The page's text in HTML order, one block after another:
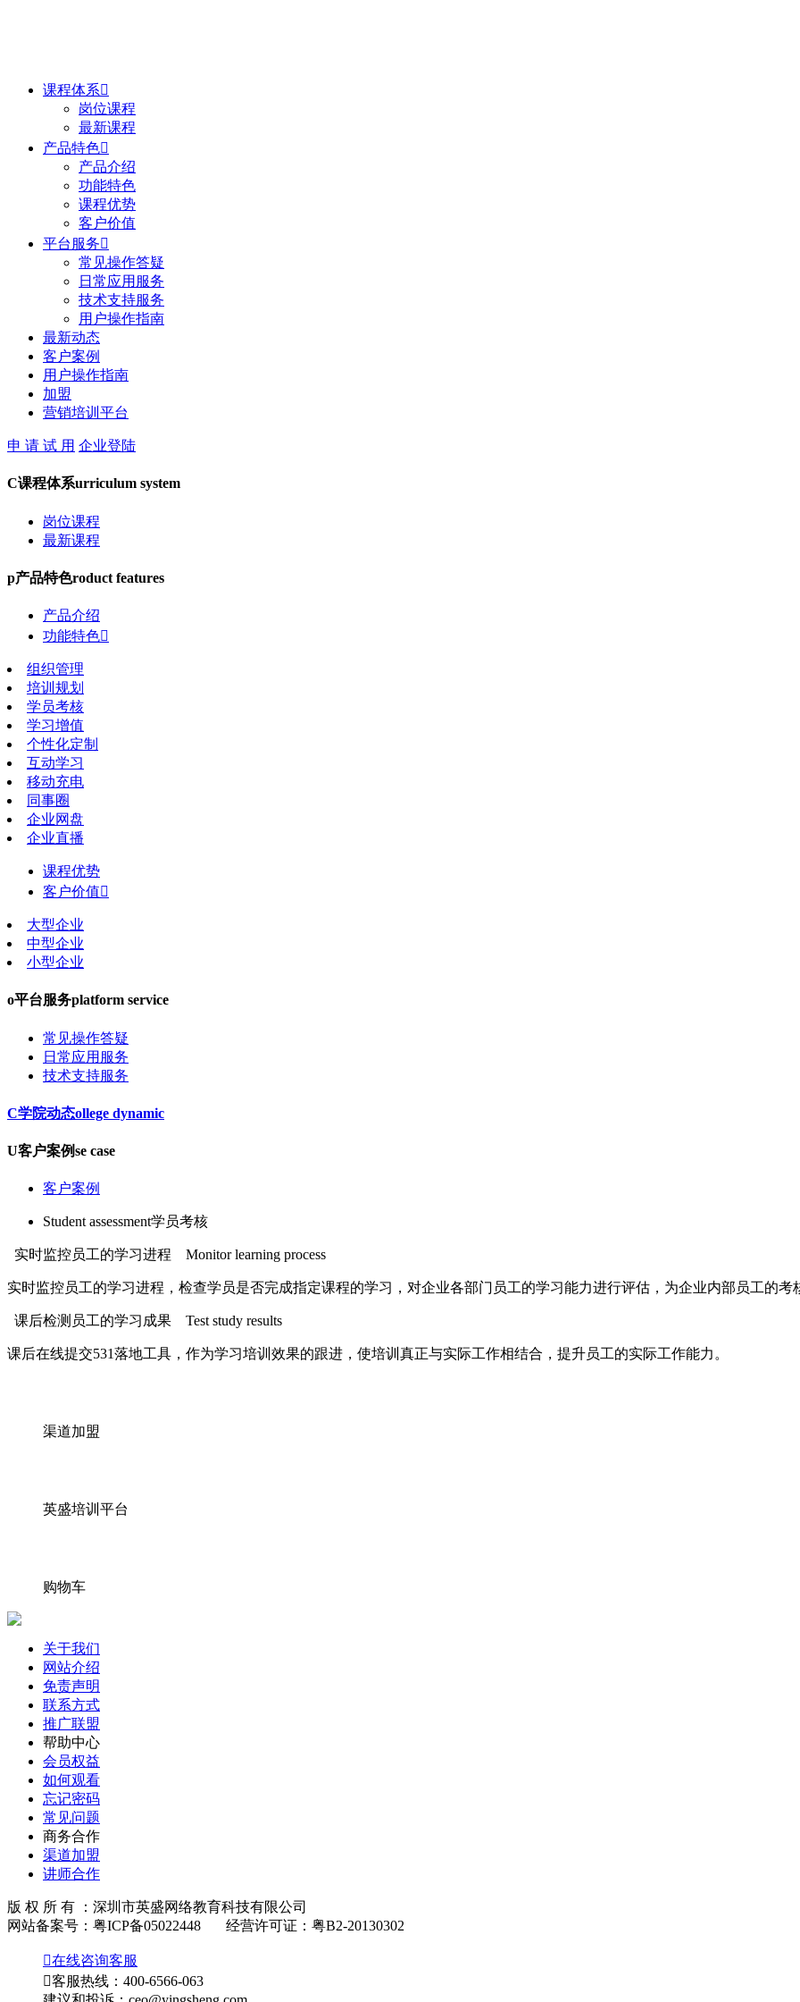
课程体系
岗位课程
最新课程
产品特色
产品介绍
功能特色
课程优势
客户价值
平台服务
常见操作答疑
日常应用服务
技术支持服务
用户操作指南
最新动态
客户案例
用户操作指南
加盟
营销培训平台
申 请 试 用 企业登陆
C课程体系urriculum system
岗位课程
最新课程
p产品特色roduct features
产品介绍
功能特色
组织管理
培训规划
学员考核
学习增值
个性化定制
互动学习
移动充电
同事圈
企业网盘
企业直播
课程优势
客户价值
大型企业
中型企业
小型企业
o平台服务platform service
常见操作答疑
日常应用服务
技术支持服务
C学院动态ollege dynamic
U客户案例se case
客户案例
Student assessment学员考核
实时监控员工的学习进程 Monitor learning process
实时监控员工的学习进程，检查学员是否完成指定课程的学习，对企业各部门员工的学习能力进行评估，为企业内部员工的考
课后检测员工的学习成果 Test study results
课后在线提交531落地工具，作为学习培训效果的跟进，使培训真正与实际工作相结合，提升员工的实际工作能力。
渠道加盟
英盛培训平台
购物车
关于我们
网站介绍
免责声明
联系方式
推广联盟
帮助中心
会员权益
如何观看
忘记密码
常见问题
商务合作
渠道加盟
讲师合作
版 权 所 有 ：深圳市英盛网络教育科技有限公司
网站备案号：粤ICP备05022448 经营许可证：粤B2-20130302
在线咨询客服
客服热线：400-6566-063